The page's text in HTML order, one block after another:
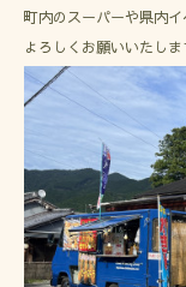
町内のスーパーや県内
よろしくお願いいたしま